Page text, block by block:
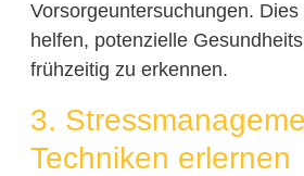
Vorsorgeuntersuchungen. Dies
helfen, potenzielle
frühzeitig zu erkennen.
3.
Techniken erlernen